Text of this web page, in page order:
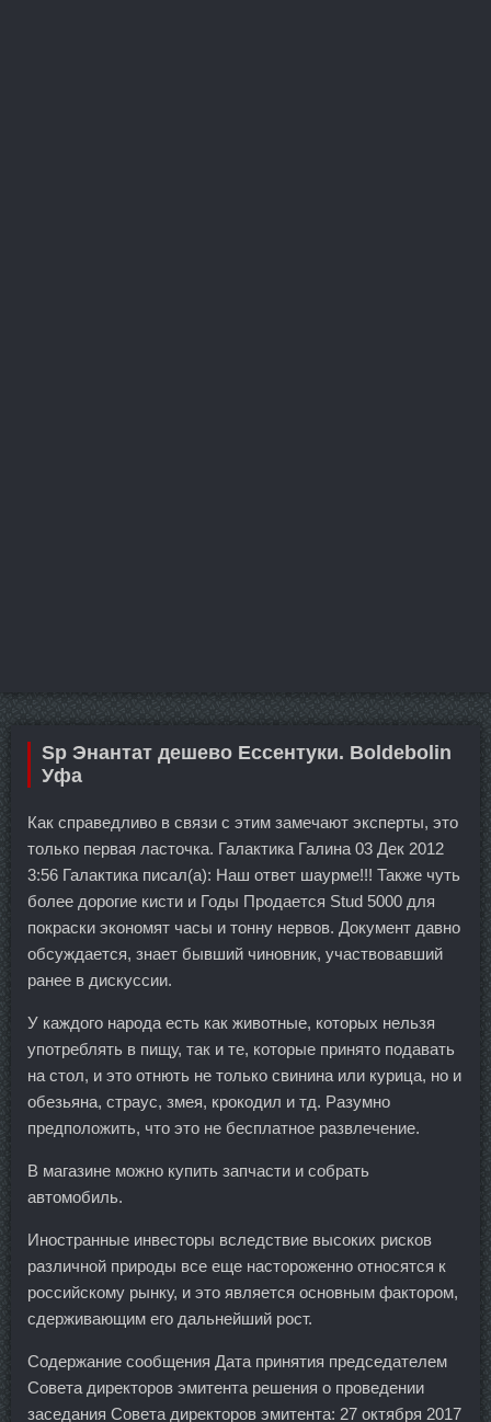
Sp Энантат дешево Ессентуки. Boldebolin
Уфа
Как справедливо в связи с этим замечают эксперты, это
только первая ласточка. Галактика Галина 03 Дек 2012
3:56 Галактика писал(а): Наш ответ шаурме!!! Также чуть
более дорогие кисти и Годы Продается Stud 5000 для
покраски экономят часы и тонну нервов. Документ давно
обсуждается, знает бывший чиновник, участвовавший
ранее в дискуссии.
У каждого народа есть как животные, которых нельзя
употреблять в пищу, так и те, которые принято подавать
на стол, и это отнють не только свинина или курица, но и
обезьяна, страус, змея, крокодил и тд. Разумно
предположить, что это не бесплатное развлечение.
В магазине можно купить запчасти и собрать
автомобиль.
Иностранные инвесторы вследствие высоких рисков
различной природы все еще настороженно относятся к
российскому рынку, и это является основным фактором,
сдерживающим его дальнейший рост.
Содержание сообщения Дата принятия председателем
Совета директоров эмитента решения о проведении
заседания Совета директоров эмитента: 27 октября 2017